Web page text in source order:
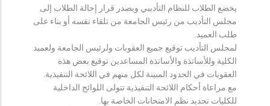
يخضع الطلاب للنظام التأديبي ويصدر قرار إحالة الطلاب إلى
مجلس التأديب من رئيس الجامعة من تلقاء نفسه أو بناء على
طلب العميد.
لمجلس التأديب توقيع جميع العقوبات ولرئيس الجامعة ولعميد
الكلية وللأساتذة والأساتذة المساعدين توقيع بعض هذه
العقوبات في الحدود المبينة لكل منهم في اللائحة التنفيذية.
مع مراعاة أحكام اللائحة التنفيذية تتولى اللوائح الداخلية
للكليات تحديد نظم الامتحانات الخاصة بها.